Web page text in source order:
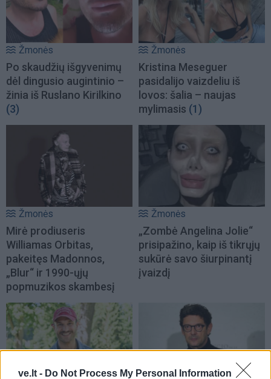
ve.lt - Do Not Process My Personal Information
Žmonės
Po skaudžių išgyvenimų
dėl dingusio augintinio –
žinia iš Ruslano Kirilkino
(3)
Žmonės
Kristina Meseguer
pasidalijo vaizdeliu iš
lovos: šalia – naujas
mylimasis (1)
Žmonės
Mirė prodiuseris
Williamas Orbitas,
pakeitęs Madonnos,
„Blur“ ir 1990-ųjų
popmuzikos skambesį
Žmonės
„Zombė Angelina Jolie“
prisipažino, kaip iš tikrųjų
sukūrė savo šiurpinantį
įvaizdį